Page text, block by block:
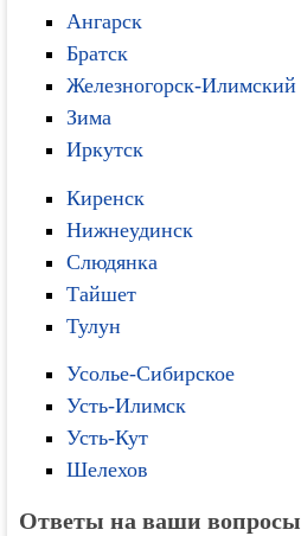
Ангарск
Братск
Железногорск-Илимский
Зима
Иркутск
Киренск
Нижнеудинск
Слюдянка
Тайшет
Тулун
Усолье-Сибирское
Усть-Илимск
Усть-Кут
Шелехов
Ответы на ваши вопросы